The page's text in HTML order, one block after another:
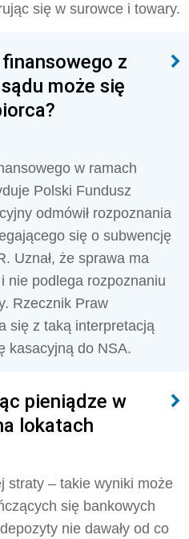
się w surowce i towary.
z
może się
w ramach
Polski Fundusz
odmówił rozpoznania
się o subwencję
Uznał, że sprawa ma
nie podlega rozpoznaniu
Rzecznik Praw
się z taką interpretacją
kasacyjną do NSA.
pieniądze w
lokatach
straty – takie wyniki może
się bankowych
nie dawały od co